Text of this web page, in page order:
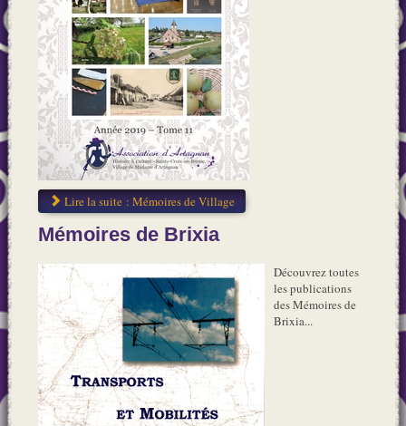
Lire la suite : Mémoires de Village
Mémoires de Brixia
Découvrez toutes
les publications
des Mémoires de
Brixia...